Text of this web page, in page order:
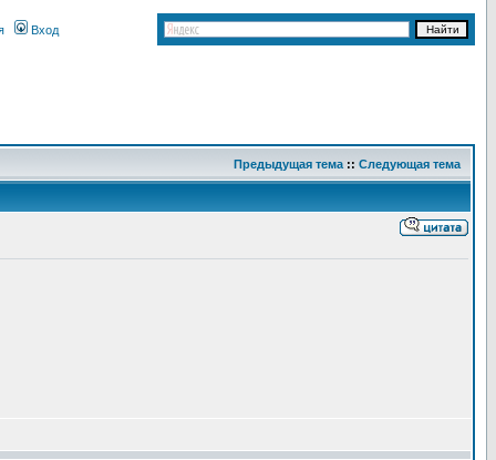
Вход
Предыдущая тема :: Следующая тема